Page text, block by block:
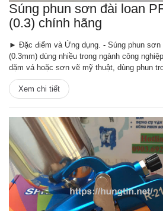
Súng phun sơn đài loan
(0.3) chính hãng
► Đặc điểm và Ứng dụng. - Súng phun sơn
(0.3mm) dùng nhiều trong ngành công
dặm vá hoặc sơn vẽ mỹ thuật, dùng phun
Xem chi tiết